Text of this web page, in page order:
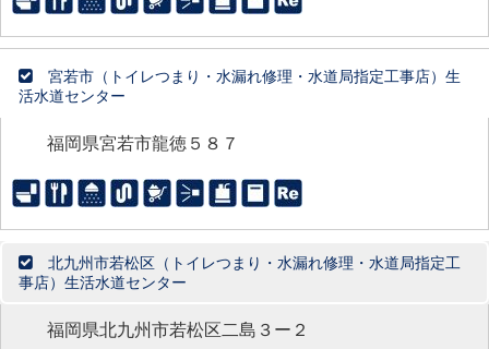
宮若市（トイレつまり・水漏れ修理・水道局指定工事店）生
活水道センター
福岡県宮若市龍徳５８７
北九州市若松区（トイレつまり・水漏れ修理・水道局指定工
事店）生活水道センター
福岡県北九州市若松区二島３ー２